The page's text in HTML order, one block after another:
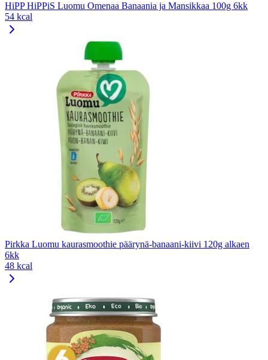
HiPP HiPPiS Luomu Omenaa Banaania ja Mansikkaa 100g 6kk
54 kcal
Pirkka Luomu kaurasmoothie päärynä-banaani-kiivi 120g alkaen
6kk
48 kcal